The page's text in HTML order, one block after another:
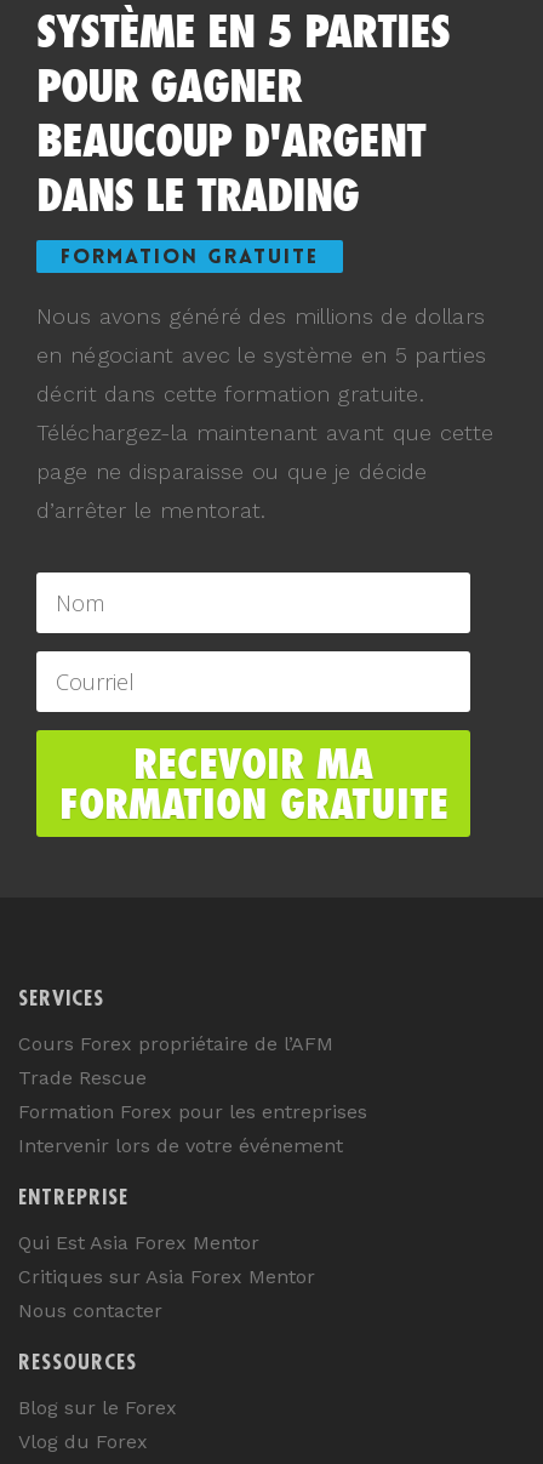
SYSTÈME EN 5 PARTIES
POUR GAGNER
BEAUCOUP D'ARGENT
DANS LE TRADING
FORMATION GRATUITE
Nous avons généré des millions de dollars
en négociant avec le système en 5 parties
décrit dans cette formation gratuite.
Téléchargez-la maintenant avant que cette
page ne disparaisse ou que je décide
d’arrêter le mentorat.
SERVICES
Cours Forex propriétaire de l’AFM
Trade Rescue
Formation Forex pour les entreprises
Intervenir lors de votre événement
ENTREPRISE
Qui Est Asia Forex Mentor
Critiques sur Asia Forex Mentor
Nous contacter
RESSOURCES
Blog sur le Forex
Vlog du Forex